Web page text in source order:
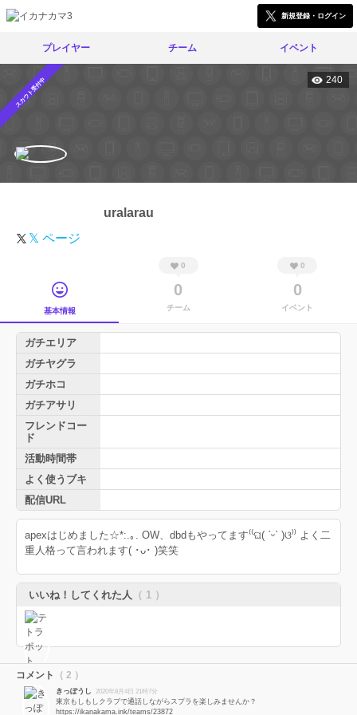
新規登録・ログイン
プレイヤー チーム イベント
スカウト受付中 240
uralarau
𝕏 ページ
基本情報
0
0
チーム
0
0
イベント
ガチエリア
ガチヤグラ
ガチホコ
ガチアサリ
フレンドコー
ド
活動時間帯
よく使うブキ
配信URL
apexはじめました☆*:.｡. OW、dbdもやってます⁽⁽ଘ( ˊᵕˋ )ଓ⁾⁾ よく二
重人格って言われます( ･ᴗ･ )笑笑
いいね！してくれた人 （ 1 ）
コメント （ 2 ）
きっぽうし 2020年8月4日 21時7分
東京もしもしクラブで通話しながらスプラを楽しみませんか？
https://ikanakama.ink/teams/23872